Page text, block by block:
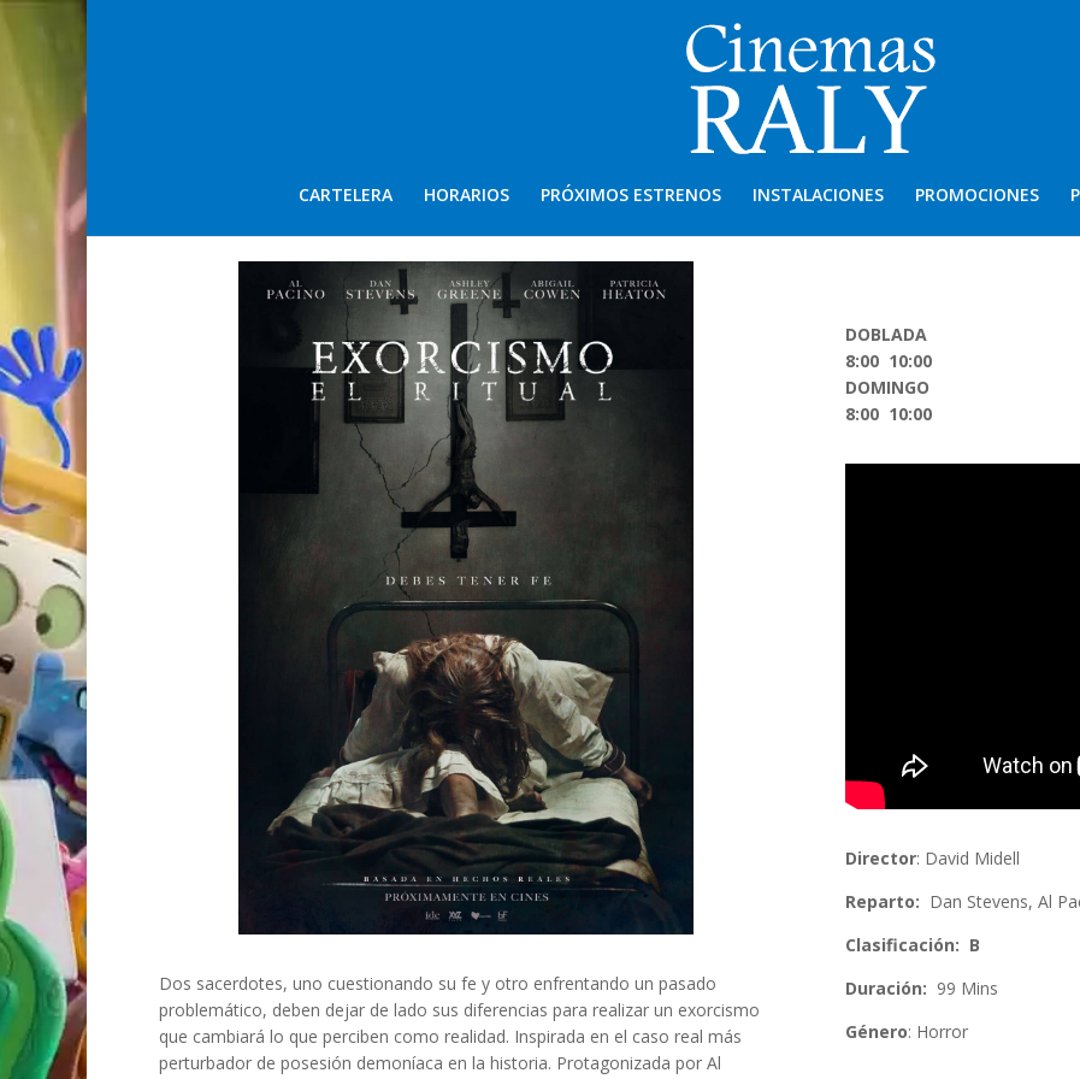
CARTELERA HORARIOS PRÓXIMOS ESTRENOS INSTALACIONES PROMOCIONES
Dos sacerdotes, uno cuestionando su fe y otro enfrentando un pasado
problemático, deben dejar de lado sus diferencias para realizar un exorcismo
que cambiará lo que perciben como realidad. Inspirada en el caso real más
perturbador de posesión demoníaca en la historia. Protagonizada por Al
DOBLADA
8:00 10:00
DOMINGO
8:00 10:00
Director: David Midell
Reparto: Dan Stevens, Al
Clasificación: B
Duración: 99 Mins
Género: Horror